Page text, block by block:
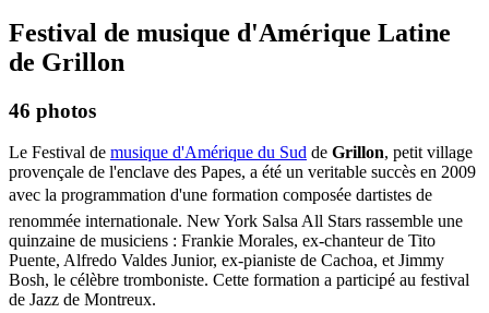
Festival de musique d'Amérique Latine
de Grillon
46 photos
Le Festival de musique d'Amérique du Sud de Grillon, petit village
provençale de l'enclave des Papes, a été un veritable succès en 2009
avec la programmation d'une formation composée dartistes de
renommée internationale. New York Salsa All Stars rassemble une
quinzaine de musiciens : Frankie Morales, ex-chanteur de Tito
Puente, Alfredo Valdes Junior, ex-pianiste de Cachoa, et Jimmy
Bosh, le célèbre tromboniste. Cette formation a participé au festival
de Jazz de Montreux.